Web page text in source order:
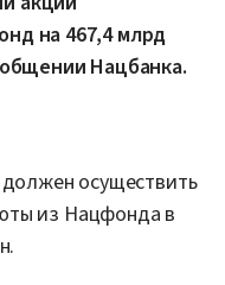
на 467,4 млрд
Нацбанка.
осуществить
из Нацфонда в